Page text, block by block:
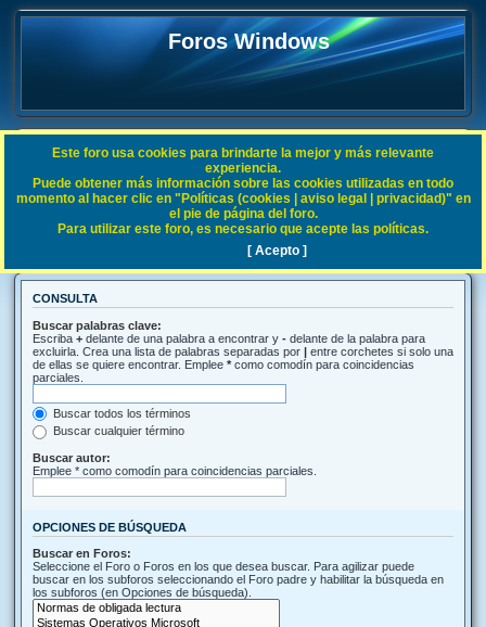
Foros Windows
FAQ
Índice general Buscar
Buscar
CONSULTA
Buscar palabras clave:
Escriba + delante de una palabra a encontrar y - delante de la palabra para
excluirla. Crea una lista de palabras separadas por | entre corchetes si solo una
de ellas se quiere encontrar. Emplee * como comodín para coincidencias
parciales.
Buscar todos los términos
Buscar cualquier término
Buscar autor:
Emplee * como comodín para coincidencias parciales.
OPCIONES DE BÚSQUEDA
Buscar en Foros:
Seleccione el Foro o Foros en los que desea buscar. Para agilizar puede
buscar en los subforos seleccionando el Foro padre y habilitar la búsqueda en
los subforos (en Opciones de búsqueda).
Este foro usa cookies para brindarte la mejor y más relevante
experiencia.
Puede obtener más información sobre las cookies utilizadas en todo
momento al hacer clic en "Políticas (cookies | aviso legal | privacidad)" en
el pie de página del foro.
Para utilizar este foro, es necesario que acepte las políticas.
[ Acepto ]